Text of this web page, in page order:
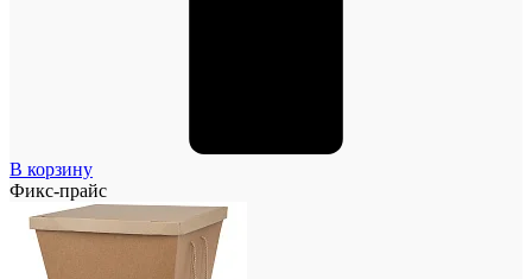
В корзину
Фикс-прайс